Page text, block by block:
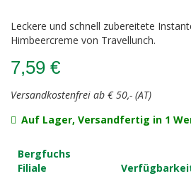
Leckere und schnell zubereitete
Himbeercreme von Travellunch.
7,59 €
Versandkostenfrei ab € 50,- (AT)
Auf Lager, Versandfertig in 1
Bergfuchs
Filiale